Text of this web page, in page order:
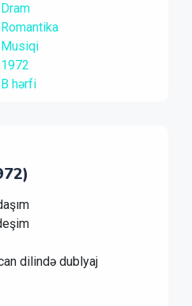
Dram
Romantika
Musiqi
1972
B hərfi
dilində dublyaj